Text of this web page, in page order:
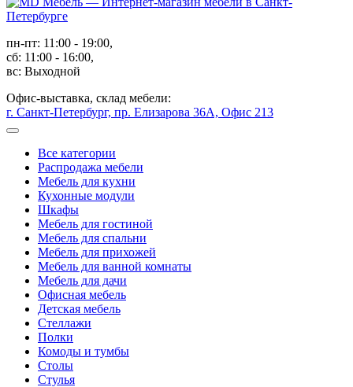
пн-пт: 11:00 - 19:00,
сб: 11:00 - 16:00,
вс: Выходной
Офис-выставка, склад мебели:
г. Санкт-Петербург, пр. Елизарова 36А, Офис 213
Все категории
Распродажа мебели
Мебель для кухни
Кухонные модули
Шкафы
Мебель для гостиной
Мебель для спальни
Мебель для прихожей
Мебель для ванной комнаты
Мебель для дачи
Офисная мебель
Детская мебель
Стеллажи
Полки
Комоды и тумбы
Столы
Стулья